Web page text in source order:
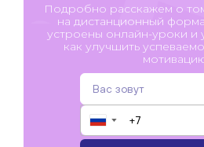
Подробно расскажем о
на дистанционный
устроены онлайн-уроки и
как улучшить
▼